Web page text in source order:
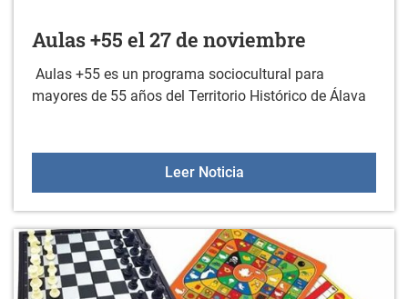
Aulas +55 el 27 de noviembre
Aulas +55 es un programa sociocultural para
mayores de 55 años del Territorio Histórico de Álava
Leer NoticiaAulas +55 el 27 de